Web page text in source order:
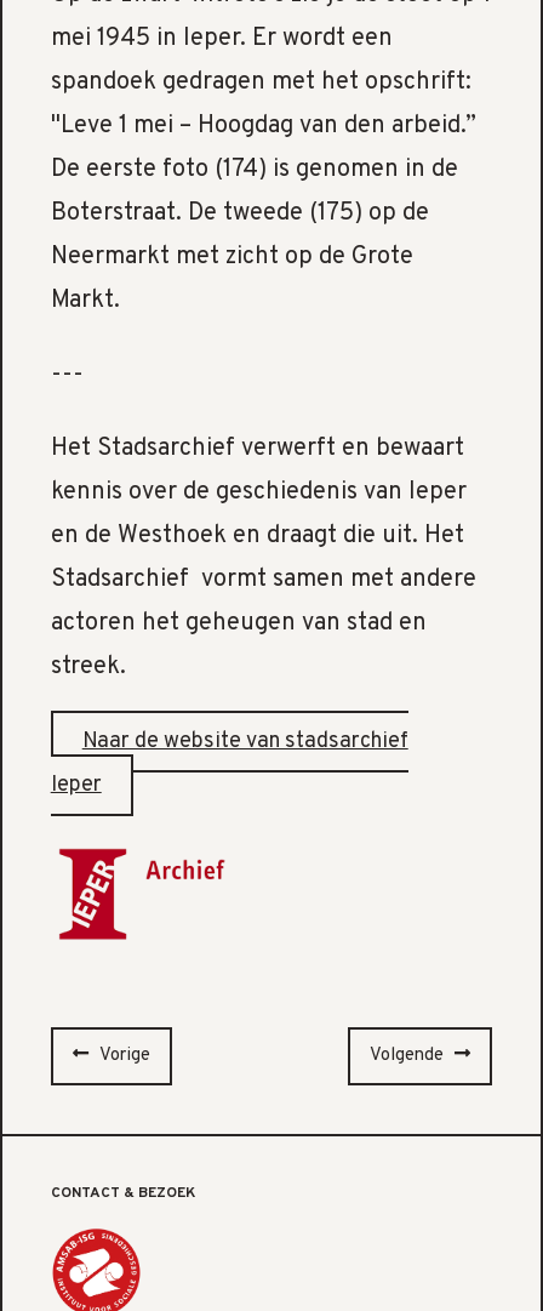
mei 1945 in Ieper. Er wordt een
spandoek gedragen met het opschrift:
"Leve 1 mei – Hoogdag van den arbeid.”
De eerste foto (174) is genomen in de
Boterstraat. De tweede (175) op de
Neermarkt met zicht op de Grote
Markt.
---
Het Stadsarchief verwerft en bewaart
kennis over de geschiedenis van Ieper
en de Westhoek en draagt die uit. Het
Stadsarchief vormt samen met andere
actoren het geheugen van stad en
streek.
Naar de website van stadsarchief
Ieper
Vorige Volgende
CONTACT & BEZOEK